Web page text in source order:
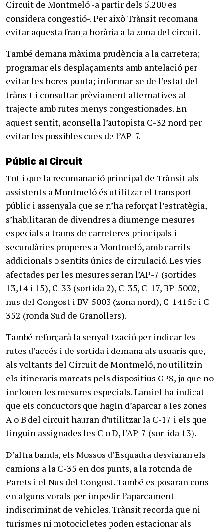
Circuit de Montmeló -a partir dels 5.200 es
considera congestió-. Per això Trànsit recomana
evitar aquesta franja horària a la zona del circuit.
També demana màxima prudència a la carretera;
programar els desplaçaments amb antelació per
evitar les hores punta; informar-se de l’estat del
trànsit i consultar prèviament alternatives al
trajecte amb rutes menys congestionades. En
aquest sentit, aconsella l’autopista C-32 nord per
evitar les possibles cues de l’AP-7.
Públic al Circuit
Tot i que la recomanació principal de Trànsit als
assistents a Montmeló és utilitzar el transport
públic i assenyala que se n’ha reforçat l’estratègia,
s’habilitaran de divendres a diumenge mesures
especials a trams de carreteres principals i
secundàries properes a Montmeló, amb carrils
addicionals o sentits únics de circulació. Les vies
afectades per les mesures seran l’AP-7 (sortides
13,14 i 15), C-33 (sortida 2), C-35, C-17, BP-5002,
nus del Congost i BV-5003 (zona nord), C-1415c i C-
352 (ronda Sud de Granollers).
També reforçarà la senyalització per indicar les
rutes d’accés i de sortida i demana als usuaris que,
als voltants del Circuit de Montmeló, no utilitzin
els itineraris marcats pels dispositius GPS, ja que no
inclouen les mesures especials. Lamiel ha indicat
que els conductors que hagin d’aparcar a les zones
A o B del circuit hauran d’utilitzar la C-17 i els que
tinguin assignades les C o D, l’AP-7 (sortida 13).
D’altra banda, els Mossos d’Esquadra desviaran els
camions a la C-35 en dos punts, a la rotonda de
Parets i el Nus del Congost. També es posaran cons
en alguns vorals per impedir l’aparcament
indiscriminat de vehicles. Trànsit recorda que ni
turismes ni motocicletes poden estacionar als